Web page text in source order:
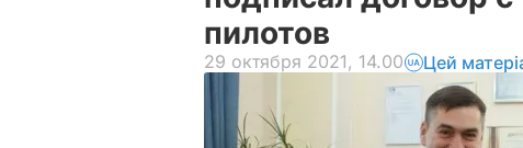
пилотов
29 октября 2021, 14.00 Цей